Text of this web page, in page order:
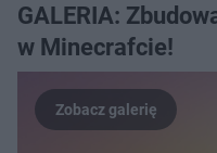
GALERIA:
w Minecrafcie!